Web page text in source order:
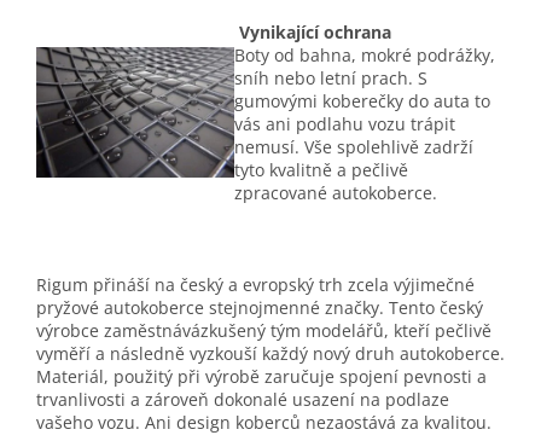
Vynikající ochrana
Boty od bahna, mokré podrážky,
sníh nebo letní prach. S
gumovými koberečky do auta to
vás ani podlahu vozu trápit
nemusí. Vše spolehlivě zadrží
tyto kvalitně a pečlivě
zpracované autokoberce.
Rigum přináší na český a evropský trh zcela výjimečné
pryžové autokoberce stejnojmenné značky. Tento český
výrobce zaměstnávázkušený tým modelářů, kteří pečlivě
vyměří a následně vyzkouší každý nový druh autokoberce.
Materiál, použitý při výrobě zaručuje spojení pevnosti a
trvanlivosti a zároveň dokonalé usazení na podlaze
vašeho vozu. Ani design koberců nezaostává za kvalitou.